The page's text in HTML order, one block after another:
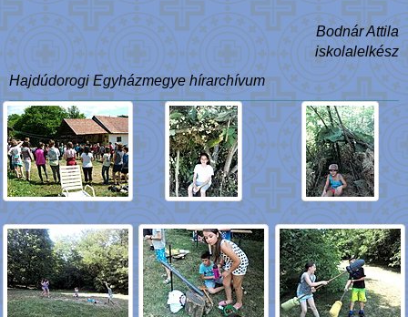
Bodnár Attila
iskolalelkész
Hajdúdorogi Egyházmegye hírarchívum